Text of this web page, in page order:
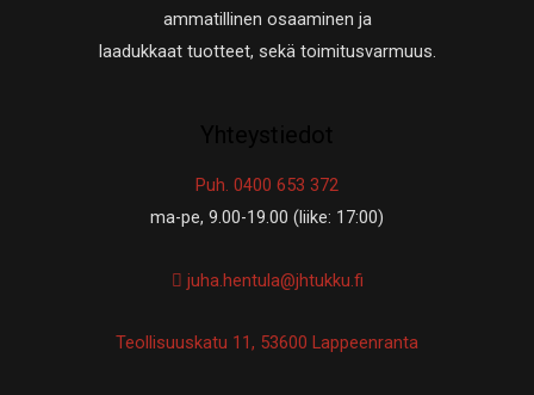
ammatillinen osaaminen ja
laadukkaat tuotteet, sekä toimitusvarmuus.
Puh. 0400 653 372
ma-pe, 9.00-19.00 (liike: 17:00)
juha.hentula@jhtukku.fi
Teollisuuskatu 11, 53600 Lappeenranta